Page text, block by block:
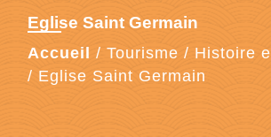
Eglise Saint Germain
Accueil / Tourisme / Histoire
/ Eglise Saint Germain